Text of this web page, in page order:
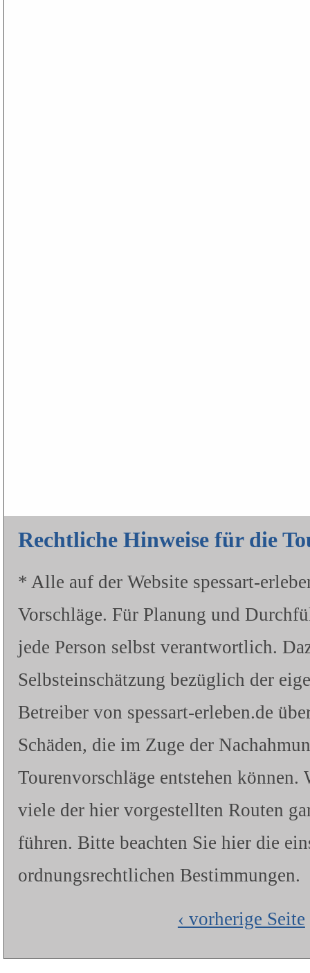
Rechtliche Hinweise für die
* Alle auf der Website spessart-
Vorschläge. Für Planung und
jede Person selbst verantwortlich.
Selbsteinschätzung bezüglich der
Betreiber von spessart-erleben.de
Schäden, die im Zuge der
Tourenvorschläge entstehen
viele der hier vorgestellten Routen
führen. Bitte beachten Sie hier die
ordnungsrechtlichen Bestimmungen.
‹ vorherige Seite